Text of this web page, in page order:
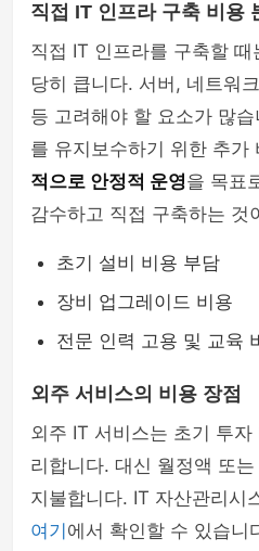
직접 IT 인프라 구축 비용
직접 IT 인프라를 구축할
당히 큽니다. 서버, 네트워
등 고려해야 할 요소가 많
를 유지보수하기 위한 추가
적으로 안정적 운영을 목표
감수하고 직접 구축하는 것
초기 설비 비용 부담
장비 업그레이드 비용
전문 인력 고용 및 교육
외주 서비스의 비용 장점
외주 IT 서비스는 초기 투
리합니다. 대신 월정액 또
지불합니다. IT 자산관리시
여기 에서 확인할 수 있습니